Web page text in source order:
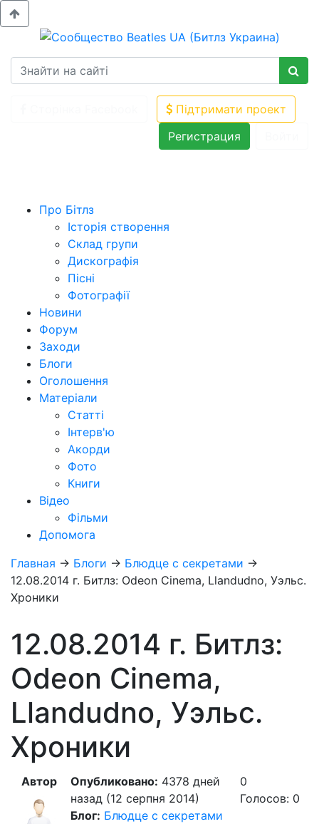
Підтримати проект
Регистрация
Про Бітлз
Історія створення
Склад групи
Дискографія
Пісні
Фотографії
Новини
Форум
Заходи
Блоги
Оголошення
Матеріали
Статті
Інтерв'ю
Акорди
Фото
Книги
Відео
Фільми
Допомога
Главная → Блоги → Блюдце с секретами →
12.08.2014 г. Битлз: Odeon Cinema, Llandudno, Уэльс.
Хроники
12.08.2014 г. Битлз:
Odeon Cinema,
Llandudno, Уэльс.
Хроники
Автор Опубликовано: 4378 дней
назад (12 серпня 2014)
Блог: Блюдце с секретами
0
Голосов: 0